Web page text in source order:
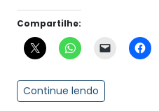
Compartilhe:
Continue lendo